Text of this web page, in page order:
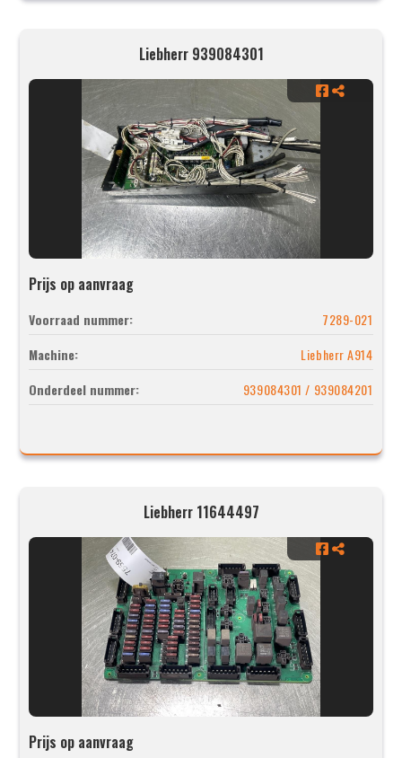
Liebherr 939084301
Prijs op aanvraag
Voorraad nummer:
7289-021
Machine:
Liebherr A914
Onderdeel nummer:
939084301 / 939084201
Liebherr 11644497
Prijs op aanvraag